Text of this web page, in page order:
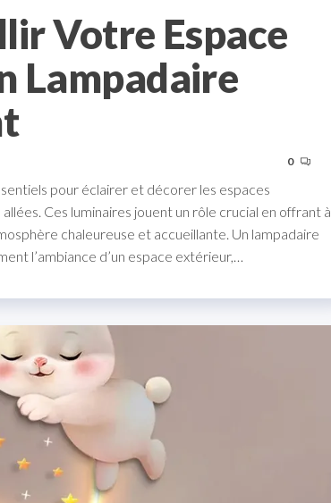
Votre Espace
Lampadaire
0
pour éclairer et décorer les espaces
Ces luminaires jouent un rôle crucial en offrant à
chaleureuse et accueillante. Un lampadaire
l’ambiance d’un espace extérieur,…